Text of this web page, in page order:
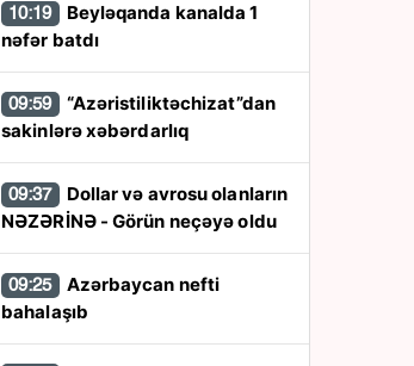
10:19
nəfər batdı
09:59
sakinlərə xəbərdarlıq
09:37
NƏZƏRİNƏ - Görün neçəyə oldu
09:25
bahalaşıb